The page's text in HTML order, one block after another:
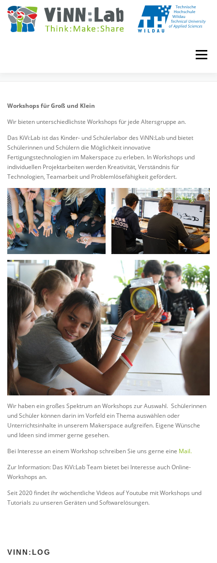
Zum
Inhalt
springen
Menü
UNIVERSITY COURSES
BOOKING IMPRINT
Workshops für Groß und Klein
Wir bieten unterschiedlichste Workshops für jede Altersgruppe an.
Das KiVi:Lab ist das Kinder- und Schülerlabor des ViNN:Lab und bietet
Schülerinnen und Schülern die Möglichkeit innovative
Fertigungstechnologien im Makerspace zu erleben. In Workshops und
individuellen Projektarbeiten werden Kreativität, Verständnis für
Technologien, Teamarbeit und Problemlösefähigkeit gefördert.
Wir haben ein großes Spektrum an Workshops zur Auswahl. Schülerinnen
und Schüler können darin im Vorfeld ein Thema auswählen oder
Unterrichtsinhalte in unserem Makerspace aufgreifen. Eigene Wünsche
und Ideen sind immer gerne gesehen.
Bei Interesse an einem Workshop schreiben Sie uns gerne eine Mail.
Zur Information: Das KiVi:Lab Team bietet bei Interesse auch Online-
Workshops an.
Seit 2020 findet ihr wöchentliche Videos auf Youtube mit Workshops und
Tutorials zu unseren Geräten und Softwarelösungen.
VINN:LOG